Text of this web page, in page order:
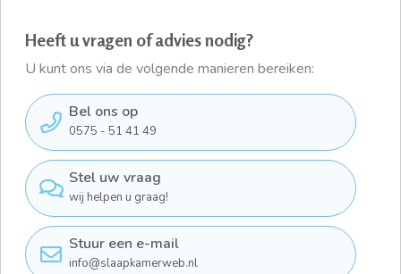
Heeft u vragen of advies nodig?
U kunt ons via de volgende manieren bereiken:
Bel ons op
0575 - 51 41 49
Stel uw vraag
wij helpen u graag!
Stuur een e-mail
info@slaapkamerweb.nl